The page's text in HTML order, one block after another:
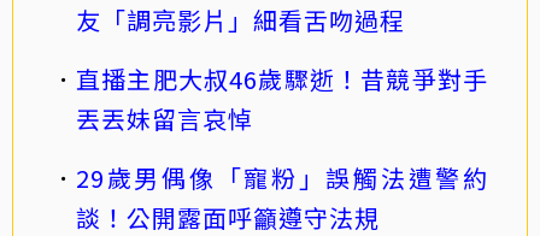
友「調亮影片」細看舌吻過程
直播主肥大叔46歲驟逝！昔競爭對手
丟丟妹留言哀悼
29歲男偶像「寵粉」誤觸法遭警約
談！公開露面呼籲遵守法規